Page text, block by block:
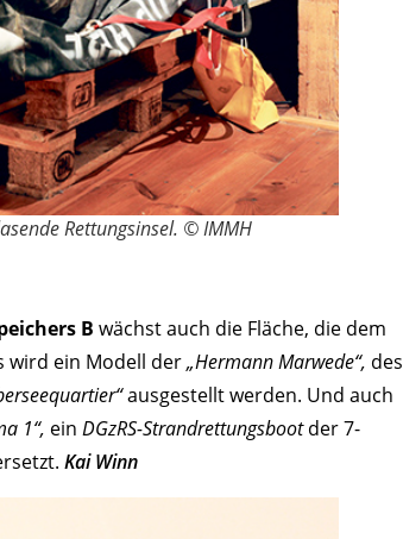
Rettungsinsel. © IMMH
B wächst auch die Fläche, die dem
wird ein Modell der„­Hermann Marwede“, des
ausgestellt werden. Und auch
1“, ein DGzRS-Strandrettungsbootder 7-
Kai Winn